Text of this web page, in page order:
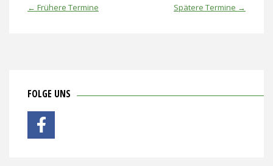
Spätere Termine →
← Frühere Termine
FOLGE UNS